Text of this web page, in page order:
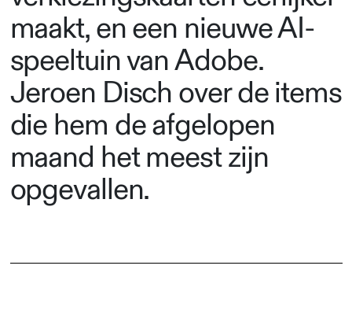
maakt, en een nieuwe AI-
speeltuin van Adobe.
Jeroen Disch over de items
die hem de afgelopen
maand het meest zijn
opgevallen.